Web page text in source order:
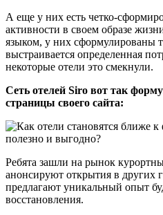
А еще у них есть четко-
активности в своем образе
языком, у них сформулированы
выстраивается определенная
некоторые отели это смекнули.
Сеть отелей Siro вот так
страницы своего сайта:
Ребята зашли на рынок
анонсируют открытия в других
предлагают уникальный опыт
восстановления.